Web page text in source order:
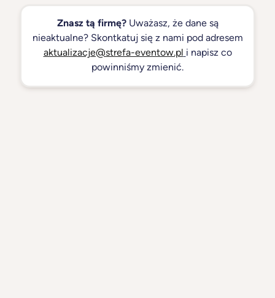
Znasz tą firmę?Uważasz, że dane są
nieaktualne? Skontkatuj się z nami pod adresem
aktualizacje@strefa-eventow.pl i napisz co
powinniśmy zmienić.